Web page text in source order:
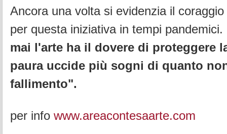
Ancora una volta si evidenzia il
per questa iniziativa in tempi pandemici.
mai l'arte ha il dovere di proteggere
paura uccide più sogni di quanto
fallimento".
per info www.areacontesaarte.com